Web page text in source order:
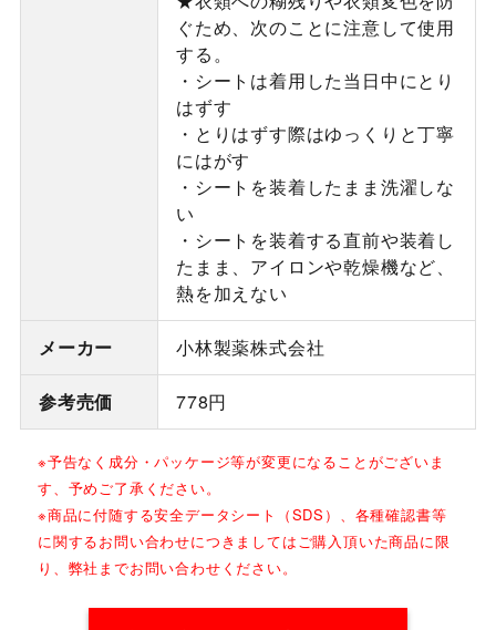
ぐため、次のことに注意して使用
する。
・シートは着用した当日中にとり
はずす
・とりはずす際はゆっくりと丁寧
にはがす
・シートを装着したまま洗濯しな
い
・シートを装着する直前や装着し
たまま、アイロンや乾燥機など、
熱を加えない
メーカー 小林製薬株式会社
参考売価 778円
※予告なく成分・パッケージ等が変更になることがございま
す、予めご了承ください。
※商品に付随する安全データシート（SDS）、各種確認書等
に関するお問い合わせにつきましてはご購入頂いた商品に限
り、弊社までお問い合わせください。